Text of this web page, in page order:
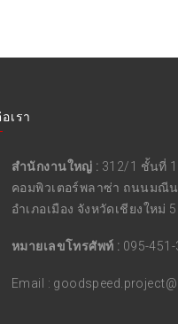
เรา
สำนักงานใหญ่ : 312/1 ชั้นที่ 1
คอมพิวเตอร์พลาซ่า ถนนมณี
อำเภอเมือง จังหวัดเชียงใหม่
หมายเลขโทรศัพท์ : 095-
Email :